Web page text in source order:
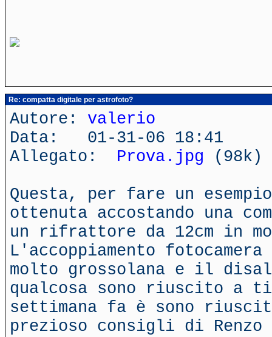
Re: compatta digitale per astrofoto?
Autore: valerio
Data: 01-31-06 18:41
Allegato: Prova.jpg (98k)
Questa, per fare un
ottenuta accostando una
un rifrattore da 12cm in
L'accoppiamento
molto grossolana e il
qualcosa sono riuscito a
settimana fa è sono
prezioso consigli di Renzo